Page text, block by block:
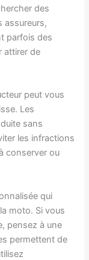
des
assureurs,
parfois des
attirer de
peut vous
Les
sans
les infractions
conserver ou
qui
moto. Si vous
pensez à une
permettent de